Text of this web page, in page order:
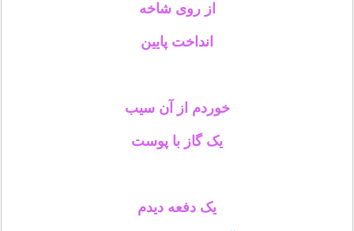
از روی شاخه
انداخت پایین
خوردم از آن سیب
یک گاز با پوست
یک دفعه دیدم